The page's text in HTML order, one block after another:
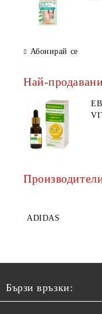
Абонирай се
Най-
ADIDAS
Бързи връзки: